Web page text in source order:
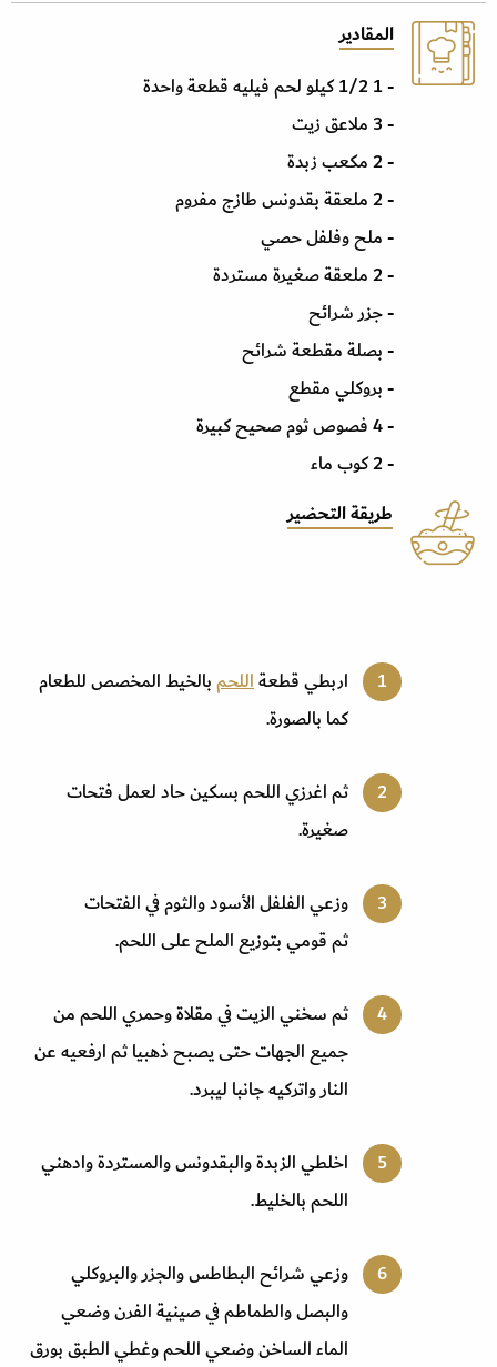
المقادير
- 1 1/2 كيلو لحم فيليه قطعة واحدة
- 3 ملاعق زيت
- 2 مكعب زبدة
- 2 ملعقة بقدونس طازج مفروم
- ملح وفلفل حصي
- 2 ملعقة صغيرة مستردة
- جزر شرائح
- بصلة مقطعة شرائح
- بروكلي مقطع
- 4 فصوص ثوم صحيح كبيرة
- 2 كوب ماء
طريقة التحضير
اربطي قطعةاللحمبالخيط المخصص للطعام
كما بالصورة.
ثم اغرزي اللحم بسكين حاد لعمل فتحات
صغيرة.
وزعي الفلفل الأسود والثوم في الفتحات
ثم قومي بتوزيع الملح على اللحم.
ثم سخني الزيت في مقلاة وحمري اللحم من
جميع الجهات حتى يصبح ذهبيا ثم ارفعيه عن
النار واتركيه جانبا ليبرد.
اخلطي الزبدة والبقدونس والمستردة وادهني
اللحم بالخليط.
وزعي شرائح البطاطس والجزر والبروكلي
والبصل والطماطم في صينية الفرن وضعي
الماء الساخن وضعي اللحم وغطي الطبق بورق